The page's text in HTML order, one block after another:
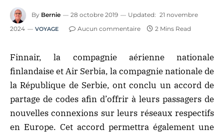
By Bernie 28 octobre 2019 Updated: 21 novembre
2024
VOYAGE Aucun commentaire 2 Mins Read
Finnair, la compagnie aérienne nationale
finlandaise et Air Serbia, la compagnie nationale de
la République de Serbie, ont conclu un accord de
partage de codes afin d’offrir à leurs passagers de
nouvelles connexions sur leurs réseaux respectifs
en Europe. Cet accord permettra également une